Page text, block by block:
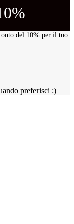
del 10% per il tuo
preferisci :)